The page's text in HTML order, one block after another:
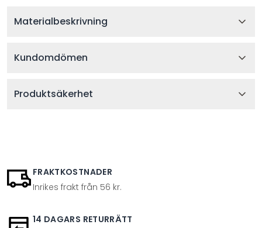
Materialbeskrivning
Kundomdömen
Produktsäkerhet
FRAKTKOSTNADER
Inrikes frakt från 56 kr.
14 DAGARS RETURRÄTT